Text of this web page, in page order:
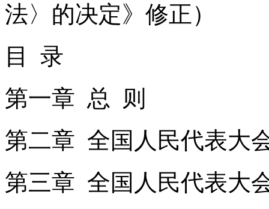
法〉的决定》修正）
目 录
第一章 总 则
第二章 全国人民代表
第三章 全国人民代表